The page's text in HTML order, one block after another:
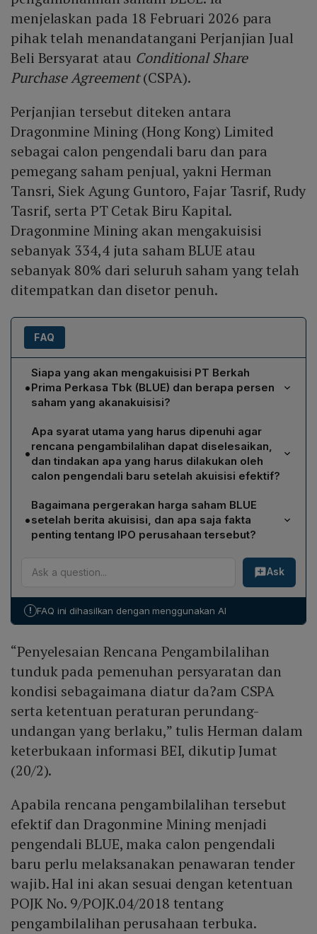
menjelaskan pada 18 Februari 2026 para
pihak telah menandatangani Perjanjian Jual
Beli Bersyarat atau Conditional Share
Purchase Agreement(CSPA).
Perjanjian tersebut diteken antara
Dragonmine Mining (Hong Kong) Limited
sebagai calon pengendali baru dan para
pemegang saham penjual, yakni Herman
Tansri, Siek Agung Guntoro, Fajar Tasrif, Rudy
Tasrif, serta PT Cetak Biru Kapital.
Dragonmine Mining akan mengakuisisi
sebanyak 334,4 juta saham BLUE atau
sebanyak 80% dari seluruh saham yang telah
ditempatkan dan disetor penuh.
FAQ
•
Siapa yang akan mengakuisisi PT Berkah
Prima Perkasa Tbk (BLUE) dan berapa persen
saham yang akanakuisisi?
Perusahaan asal Hong Kong, Dragonmine Mining (Hong
Kong) Limited, akan mengakuisisi sekitar 334,4 juta
saham BLUE, setara dengan 80% dari total saham yang
telah ditempatkan dan disetor penuh.
•
Apa syarat utama yang harus dipenuhi agar
rencana pengambilalihan dapat diselesaikan,
dan tindakan apa yang harus dilakukan oleh
calon pengendali baru setelah akuisisi efektif?
Penyelesaian rencana pengambilalihan tergantung
pada pemenuhan persyaratan dan kondisi yang diatur
dalam Conditional Share Purchase Agreement (CSPA)
serta ketentuan peraturan perundang‑undangan yang
berlaku. Bila akuisisi efektif, calon pengendali baru
wajib melaksanakan penawaran tender wajib sesuai
POJK No.9/POJK.04/2018 tentang pengambilalihan
perusahaan terbuka.
•
Bagaimana pergerakan harga saham BLUE
setelah berita akuisisi, dan apa saja fakta
penting tentang IPO perusahaan tersebut?
Setelah pengumuman akuisisi, saham BLUE naik 1.980%
dalam enam bulan terakhir, namun pada perdagangan
intraday 20 Februari 2026, saham terkoreksi 3,73% ke
melakukan IPO pada 8 Juli 2019, menawarkan 168 juta
per saham, mengumpulkan dana segar Rp21,84 miliar,
dan menunjuk PT Indo Capital Sekuritas sebagai
penjamin emisi utama.
Ask
! FAQ ini dihasilkan dengan menggunakan AI
“Penyelesaian Rencana Pengambilalihan
tunduk pada pemenuhan persyaratan dan
kondisi sebagaimana diatur da?am CSPA
serta ketentuan peraturan perundang-
undangan yang berlaku,” tulis Herman dalam
keterbukaan informasi BEI, dikutip Jumat
(20/2).
Apabila rencana pengambilalihan tersebut
efektif dan Dragonmine Mining menjadi
pengendali BLUE, maka calon pengendali
baru perlu melaksanakan penawaran tender
wajib. Hal ini akan sesuai dengan ketentuan
POJK No. 9/POJK.04/2018 tentang
pengambilalihan perusahaan terbuka.